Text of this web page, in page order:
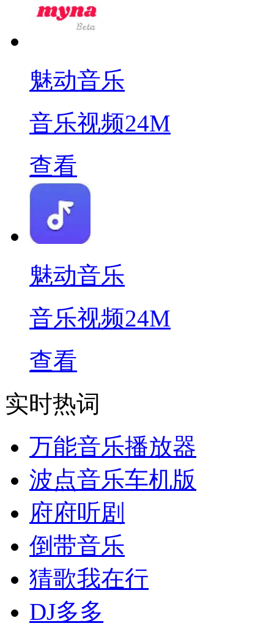
魅动音乐
音乐视频24M
查看
魅动音乐
音乐视频24M
查看
实时热词
万能音乐播放器
波点音乐车机版
府府听剧
倒带音乐
猜歌我在行
DJ多多